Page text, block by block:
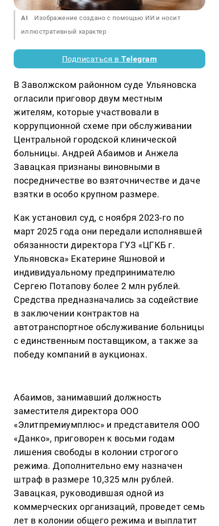
AI
Изображение создано с помощью ИИ и носит
иллюстративный характер
Подписаться вTelegram
В Заволжском районном суде Ульяновска
огласили приговор двум местным
жителям, которые участвовали в
коррупционной схеме при обслуживании
Центральной городской клинической
больницы. Андрей Абаимов и Анжела
Завацкая признаны виновными в
посредничестве во взяточничестве и даче
взятки в особо крупном размере.
Как установил суд, с ноября 2023-го по
март 2025 года они передали исполнявшей
обязанности директора ГУЗ «ЦГКБ г.
Ульяновска» Екатерине Яшновой и
индивидуальному предпринимателю
Сергею Потапову более 2 млн рублей.
Средства предназначались за содействие
в заключении контрактов на
автотранспортное обслуживание больницы
с единственным поставщиком, а также за
победу компаний в аукционах.
Абаимов, занимавший должность
заместителя директора ООО
«Элитпремиумплюс» и представителя ООО
«Данко», приговорен к восьми годам
лишения свободы в колонии строгого
режима. Дополнительно ему назначен
штраф в размере 10,325 млн рублей.
Завацкая, руководившая одной из
коммерческих организаций, проведет семь
лет в колонии общего режима и выплатит